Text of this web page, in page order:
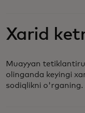
Xarid
Muayyan
olinganda keyingi
sodiqlikni o'rganing.